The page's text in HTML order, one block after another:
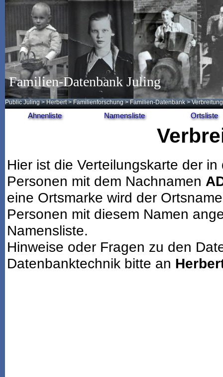
Familien-Datenbank Juling
Public Juling >Herbert >Familienforschung >Familien-Datenbank >
Ahnenliste Namensliste Ortsliste
Hier ist die Verteilungskarte der
Personen mit dem Nachnamen
eine Ortsmarke wird der
Personen mit diesem Namen
Namensliste.
Hinweise oder Fragen zu den
Datenbanktechnik bitte an